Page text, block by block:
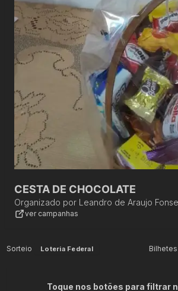
CESTA DE CHOCOLATE
Organizado por Leandro de Araujo
ver campanhas
Sorteio Loteria Federal
Toque nos botões para filtrar